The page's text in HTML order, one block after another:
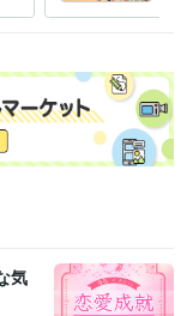
常部門】
ロット 仕事
転職
気